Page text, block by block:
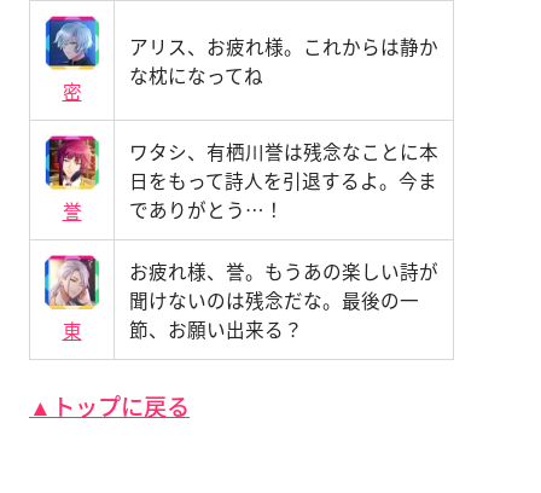
密
アリス、お疲れ様。これからは静か
な枕になってね
誉
ワタシ、有栖川誉は残念なことに本
日をもって詩人を引退するよ。今ま
でありがとう…！
東
お疲れ様、誉。もうあの楽しい詩が
聞けないのは残念だな。最後の一
節、お願い出来る？
▲トップに戻る